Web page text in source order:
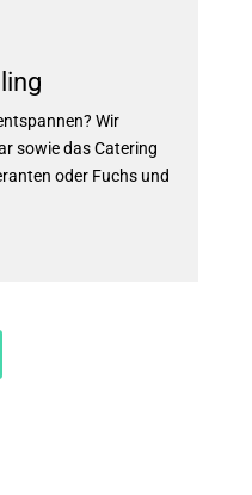
Wir
sowie das Catering
oder Fuchs und